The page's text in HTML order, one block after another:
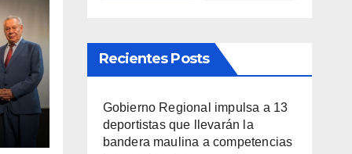
Recientes Posts
Gobierno Regional impulsa a 13
deportistas que llevarán la
bandera maulina a competencias